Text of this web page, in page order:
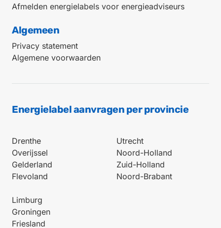
Afmelden energielabels voor energieadviseurs
Algemeen
Privacy statement
Algemene voorwaarden
Energielabel aanvragen per provincie
Drenthe
Overijssel
Gelderland
Flevoland
Utrecht
Noord-Holland
Zuid-Holland
Noord-Brabant
Limburg
Groningen
Friesland